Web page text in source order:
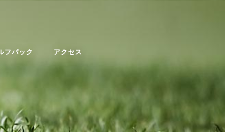
フパック アクセス